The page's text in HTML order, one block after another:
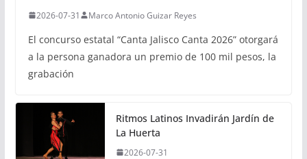
2026-07-31 Marco Antonio Guizar Reyes
El concurso estatal “Canta Jalisco Canta 2026” otorgará
a la persona ganadora un premio de 100 mil pesos, la
grabación
Ritmos Latinos Invadirán Jardín de
La Huerta
2026-07-31